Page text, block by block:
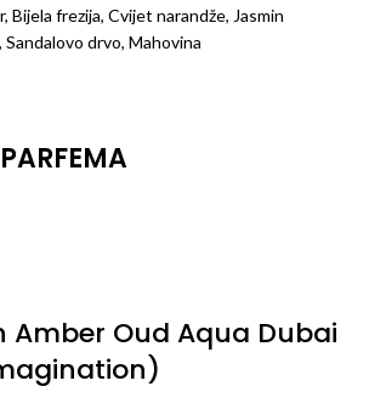
Bijela frezija, Cvijet narandže, Jasmin
Sandalovo drvo, Mahovina
Amber Oud Aqua Dubai